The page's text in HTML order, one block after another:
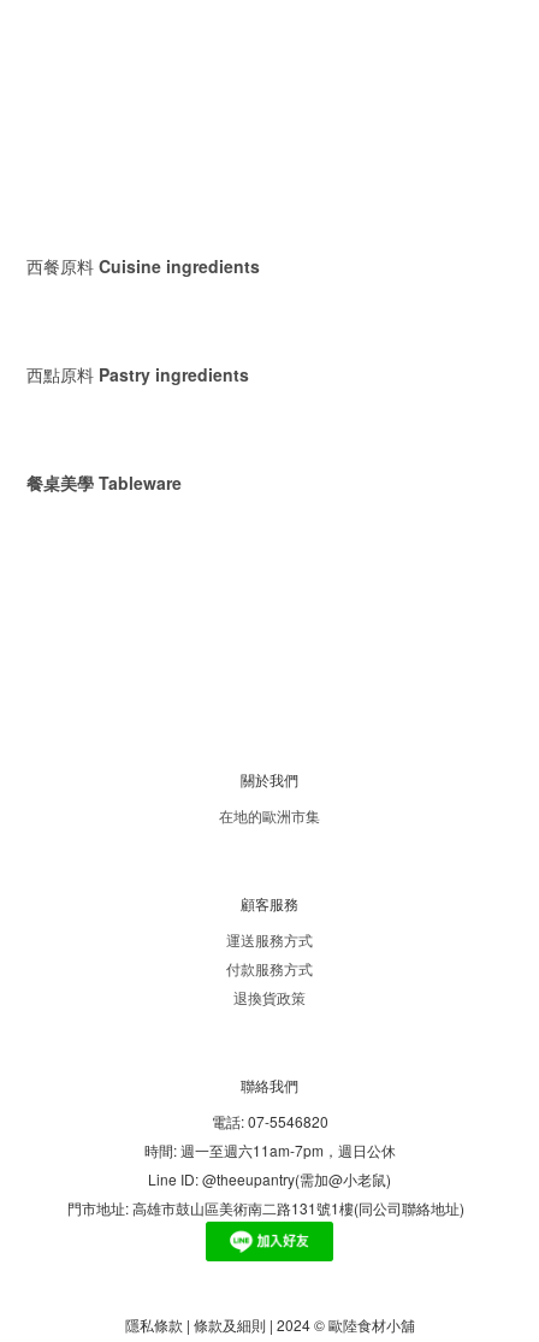
西餐原料 Cuisine ingredients
西點原料 Pastry ingredients
餐桌美學 Tableware
關於我們
在地的歐洲市集
顧客服務
運送服務方式
付款服務方式
退換貨政策
聯絡我們
電話: 07-5546820
時間: 週一至週六11am-7pm，週日公休
Line ID: @theeupantry(需加@小老鼠)
門市地址: 高雄市鼓山區美術南二路131號1樓(同公司聯絡地址)
隱私條款 | 條款及細則 | 2024 © 歐陸食材小舖